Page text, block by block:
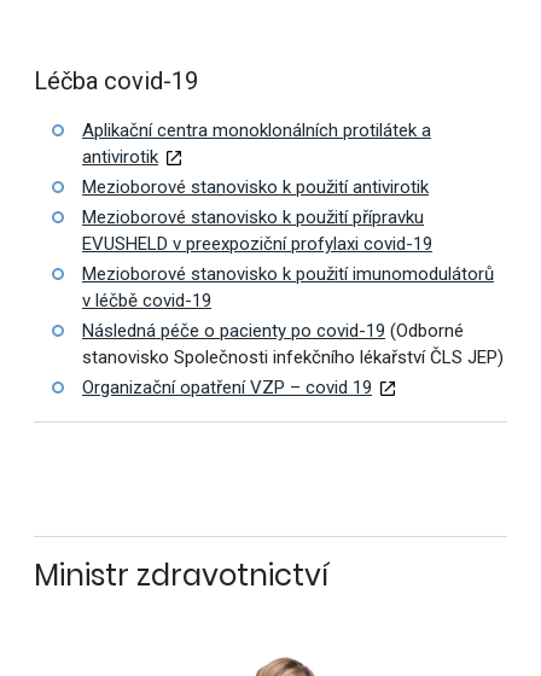
Léčba covid-19
Aplikační centra monoklonálních protilátek a
antivirotik
Mezioborové stanovisko k použití antivirotik
Mezioborové stanovisko k použití přípravku
EVUSHELD v preexpoziční profylaxi covid-19
Mezioborové stanovisko k použití imunomodulátorů
v léčbě covid-19
Následná péče o pacienty po covid-19 (Odborné
stanovisko Společnosti infekčního lékařství ČLS JEP)
Organizační opatření VZP – covid 19
Ministr zdravotnictví